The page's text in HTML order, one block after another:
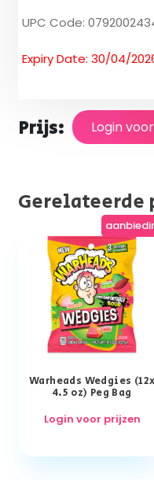
UPC Code:
Expiry Date: 30/04/
Prijs: Login
Gerelateerde
Warheads Wedgies (12x
4.5 oz) Peg Bag
Login voor prijzen